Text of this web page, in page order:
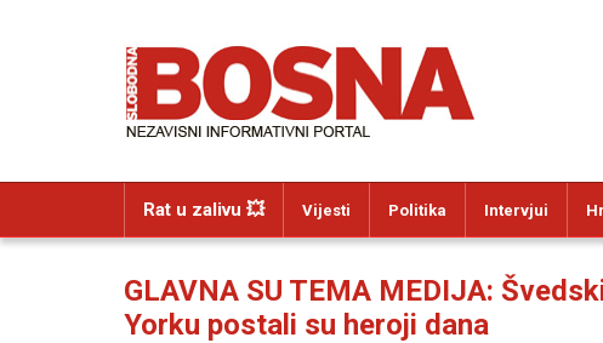
Rat u zalivu 💥 Vijesti Politika Intervjui
GLAVNA SU TEMA MEDIJA:
Yorku postali su heroji dana